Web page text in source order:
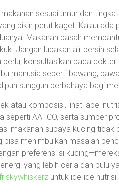
sesuai umur dan
bikin perut kaget. Kalau ada
Makanan basah
Jangan lupakan air bersih
konsultasikan pada
manusia seperti bawang,
sungguh berbahaya bagi
atau komposisi, lihat label
seperti AAFCO, serta sumber
makanan supaya kucing
bisa menimbulkan masalah
preferensi si
yang lebih ceria dan bulu
untuk ide-ide